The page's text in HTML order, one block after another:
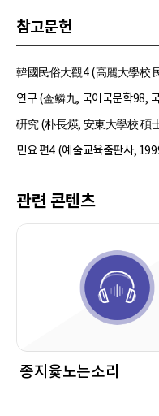
참고문헌
韓國民俗大觀4 (高麗大學校
연구 (金鱗九, 국어국문학98,
硏究 (朴長煐, 安東大學校 碩
민요 편4 (예술교육출판사,
관련 콘텐츠
종지윷노는소리